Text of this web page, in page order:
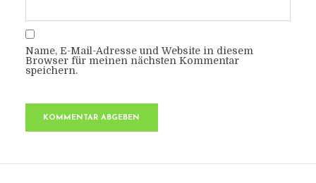
Name, E-Mail-Adresse und Website in diesem
Browser für meinen nächsten Kommentar
speichern.